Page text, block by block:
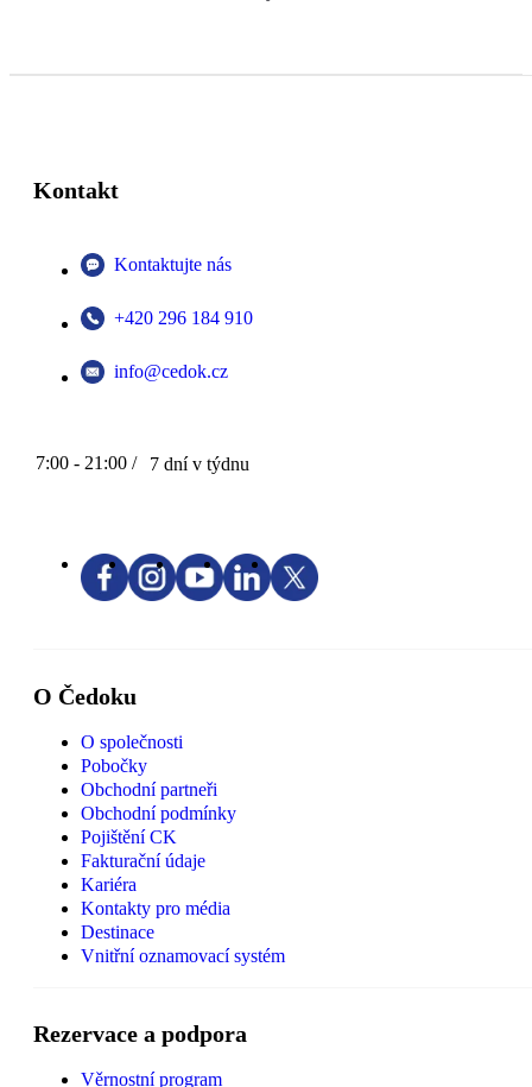
Kontakt
Kontaktujte nás
+420 296 184 910
info@cedok.cz
7:00 - 21:00 / 7 dní v týdnu
O Čedoku
O společnosti
Pobočky
Obchodní partneři
Obchodní podmínky
Pojištění CK
Fakturační údaje
Kariéra
Kontakty pro média
Destinace
Vnitřní oznamovací systém
Rezervace a podpora
Věrnostní program